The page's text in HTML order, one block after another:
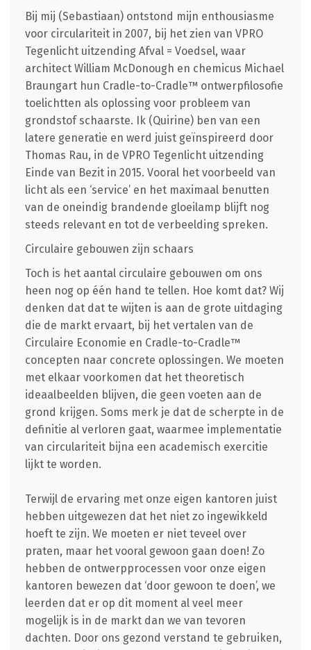
Bij mij (Sebastiaan) ontstond mijn enthousiasme
voor circulariteit in 2007, bij het zien van VPRO
Tegenlicht uitzending Afval = Voedsel, waar
architect William McDonough en chemicus Michael
Braungart hun Cradle-to-Cradle™ ontwerpfilosofie
toelichtten als oplossing voor probleem van
grondstof schaarste. Ik (Quirine) ben van een
latere generatie en werd juist geïnspireerd door
Thomas Rau, in de VPRO Tegenlicht uitzending
Einde van Bezit in 2015. Vooral het voorbeeld van
licht als een ‘service’ en het maximaal benutten
van de oneindig brandende gloeilamp blijft nog
steeds relevant en tot de verbeelding spreken.
Circulaire gebouwen zijn schaars
Toch is het aantal circulaire gebouwen om ons
heen nog op één hand te tellen. Hoe komt dat? Wij
denken dat dat te wijten is aan de grote uitdaging
die de markt ervaart, bij het vertalen van de
Circulaire Economie en Cradle-to-Cradle™
concepten naar concrete oplossingen. We moeten
met elkaar voorkomen dat het theoretisch
ideaalbeelden blijven, die geen voeten aan de
grond krijgen. Soms merk je dat de scherpte in de
definitie al verloren gaat, waarmee implementatie
van circulariteit bijna een academisch exercitie
lijkt te worden.
Terwijl de ervaring met onze eigen kantoren juist
hebben uitgewezen dat het niet zo ingewikkeld
hoeft te zijn. We moeten er niet teveel over
praten, maar het vooral gewoon gaan doen! Zo
hebben de ontwerpprocessen voor onze eigen
kantoren bewezen dat ‘door gewoon te doen’, we
leerden dat er op dit moment al veel meer
mogelijk is in de markt dan we van tevoren
dachten. Door ons gezond verstand te gebruiken,